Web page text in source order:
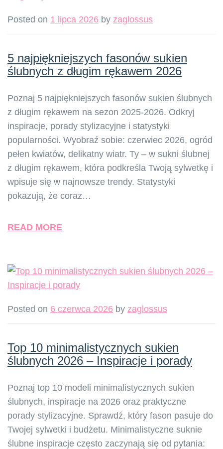
Posted on 1 lipca 2026 by zaglossus
5 najpiękniejszych fasonów sukien
ślubnych z długim rękawem 2026
Poznaj 5 najpiękniejszych fasonów sukien ślubnych
z długim rękawem na sezon 2025-2026. Odkryj
inspiracje, porady stylizacyjne i statystyki
popularności. Wyobraź sobie: czerwiec 2026, ogród
pełen kwiatów, delikatny wiatr. Ty – w sukni ślubnej
z długim rękawem, która podkreśla Twoją sylwetkę i
wpisuje się w najnowsze trendy. Statystyki
pokazują, że coraz…
READ MORE
Posted on 6 czerwca 2026 by zaglossus
Top 10 minimalistycznych sukien
ślubnych 2026 – Inspiracje i porady
Poznaj top 10 modeli minimalistycznych sukien
ślubnych, inspiracje na 2026 oraz praktyczne
porady stylizacyjne. Sprawdź, który fason pasuje do
Twojej sylwetki i budżetu. Minimalistyczne suknie
ślubne inspiracje często zaczynają się od pytania: